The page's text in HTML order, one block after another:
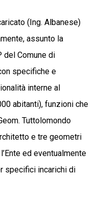
(Ing. Albanese)
assunto la
Comune di
specifiche e
interne al
abitanti), funzioni che
Tuttolomondo
e tre geometri
ed eventualmente
specifici incarichi di